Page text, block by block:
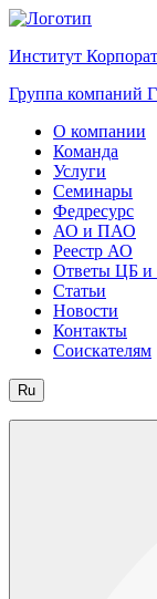
Институт
Группа компаний
О компании
Команда
Услуги
Семинары
Федресурс
АО и ПАО
Реестр АО
Ответы ЦБ
Статьи
Новости
Контакты
Соискателям
Ru